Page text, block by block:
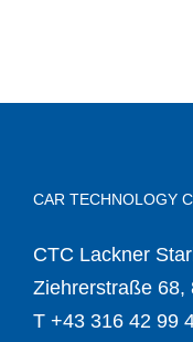
CAR TECHNOLOGY
CTC Lackner
Ziehrerstraße 68,
T +43 316 42 99